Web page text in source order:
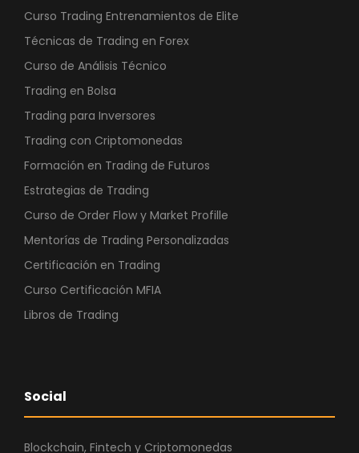
Curso Trading Entrenamientos de Elite
Técnicas de Trading en Forex
Curso de Análisis Técnico
Trading en Bolsa
Trading para Inversores
Trading con Criptomonedas
Formación en Trading de Futuros
Estrategias de Trading
Curso de Order Flow y Market Profille
Mentorías de Trading Personalizadas
Certificación en Trading
Curso Certificación MFIA
Libros de Trading
Social
Blockchain, Fintech y Criptomonedas